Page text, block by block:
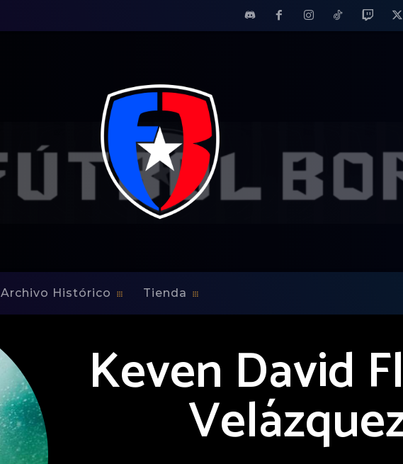
Archivo Histórico Tienda
Keven David